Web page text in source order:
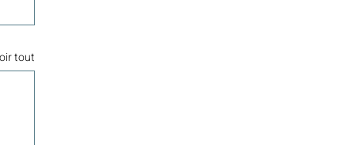
tout